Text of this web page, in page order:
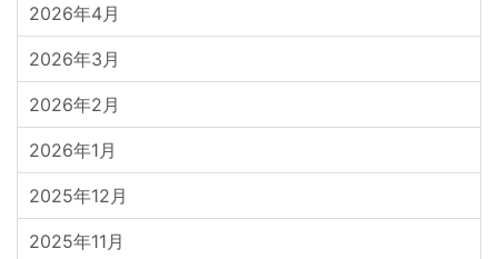
2026年4月
2026年3月
2026年2月
2026年1月
2025年12月
2025年11月